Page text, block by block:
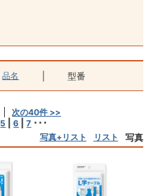
品名 型番
次の40件 >>
5 |6 |7 ･･･
写真+リスト リスト 写真